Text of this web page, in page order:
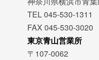
TEL 045-530-1311
FAX 045-530-3020
東京青山営業所
〒107-0062